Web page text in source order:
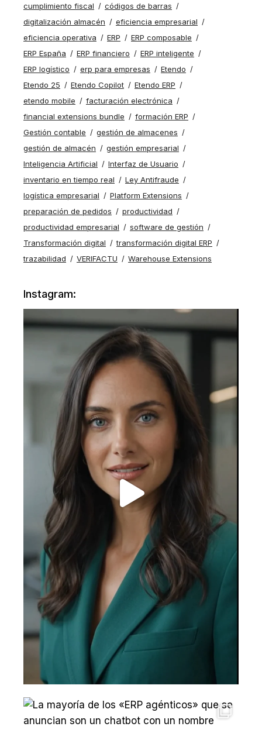
cumplimiento fiscal
códigos de barras
digitalización almacén
eficiencia empresarial
eficiencia operativa
ERP
ERP composable
ERP España
ERP financiero
ERP inteligente
ERP logístico
erp para empresas
Etendo
Etendo 25
Etendo Copilot
Etendo ERP
etendo mobile
facturación electrónica
financial extensions bundle
formación ERP
Gestión contable
gestión de almacenes
gestión de almacén
gestión empresarial
Inteligencia Artificial
Interfaz de Usuario
inventario en tiempo real
Ley Antifraude
logística empresarial
Platform Extensions
preparación de pedidos
productividad
productividad empresarial
software de gestión
Transformación digital
transformación digital ERP
trazabilidad
VERIFACTU Warehouse Extensions
Instagram: